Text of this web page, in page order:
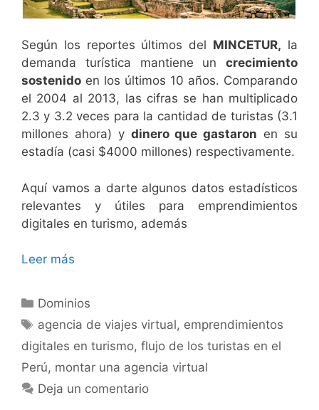
Según los reportes últimos del MINCETUR, la
demanda turística mantiene un crecimiento
sostenido en los últimos 10 años. Comparando
el 2004 al 2013, las cifras se han multiplicado
2.3 y 3.2 veces para la cantidad de turistas (3.1
millones ahora) y dinero que gastaron en su
estadía (casi $4000 millones) respectivamente.
Aquí vamos a darte algunos datos estadísticos
relevantes y útiles para emprendimientos
digitales en turismo, además
Leer más
Dominios
agencia de viajes virtual, emprendimientos
digitales en turismo, flujo de los turistas en el
Perú, montar una agencia virtual
Deja un comentario